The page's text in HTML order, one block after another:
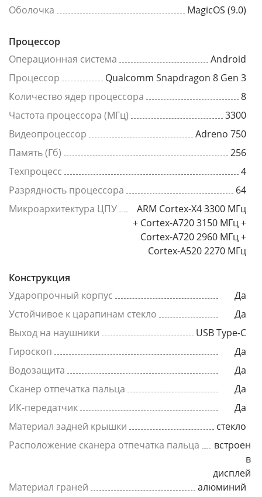
Оболочка
MagicOS (9.0)
Процессор
Операционная система
Android
Процессор
Qualcomm Snapdragon 8 Gen 3
Количество ядер процессора
8
Частота процессора (МГц)
3300
Видеопроцессор
Adreno 750
Память (Гб)
256
Техпроцесс
4
Разрядность процессора
64
Микроархитектура ЦПУ
ARM Cortex-X4 3300 МГц
+ Cortex-A720 3150 МГц +
Cortex-A720 2960 МГц +
Cortex-A520 2270 МГц
Конструкция
Ударопрочный корпус
Да
Устойчивое к царапинам стекло
Да
Выход на наушники
USB Type-C
Гироскоп
Да
Водозащита
Да
Сканер отпечатка пальца
Да
ИК-передатчик
Да
Материал задней крышки
стекло
Расположение сканера отпечатка пальца
встроен
в
дисплей
Материал граней
алюминий